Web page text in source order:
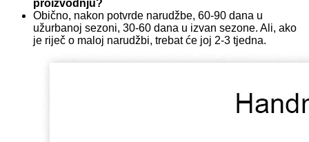
proizvodnju?
Obično, nakon potvrde narudžbe, 60-90 dana u
užurbanoj sezoni, 30-60 dana u izvan sezone. Ali, ako
je riječ o maloj narudžbi, trebat će joj 2-3 tjedna.